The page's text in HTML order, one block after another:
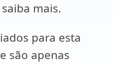
mais.
para esta
são apenas